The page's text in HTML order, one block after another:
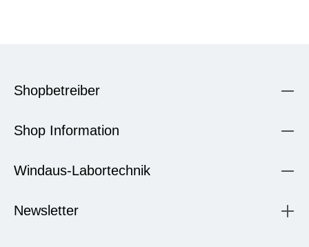
Shopbetreiber
Shop Information
Windaus-Labortechnik
Newsletter